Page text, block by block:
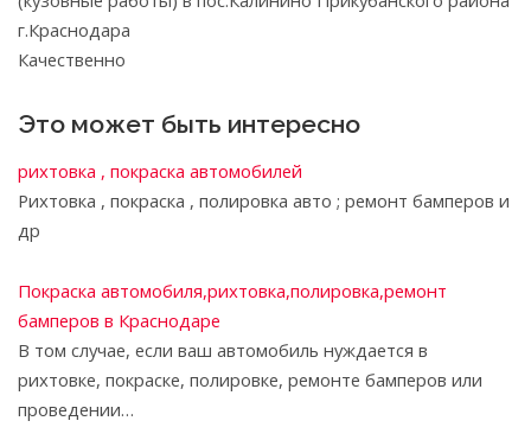
г.Краснодара
Качественно
Это может быть интересно
рихтовка , покраска автомобилей
Рихтовка , покраска , полировка авто ; ремонт бамперов и
др
Покраска автомобиля,рихтовка,полировка,ремонт
бамперов в Краснодаре
В том случае, если ваш автомобиль нуждается в
рихтовке, покраске, полировке, ремонте бамперов или
проведении…